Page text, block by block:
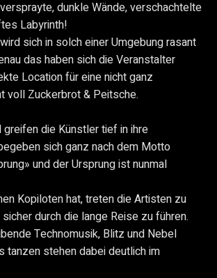
dunkle Wände, verschachtelte
Labyrinth!
sich in solch einer Umgebung rasant
das haben sich die Veranstalter
Location für eine nicht ganz
voll Zuckerbrot & Peitsche.
die Künstler tief in ihre
sich ganz nach dem Motto
und der Ursprung ist nunmal
Kopiloten hat, treten die Artisten zu
durch die lange Reise zu führen.
Technomusik, Blitz und Nebel
stehen dabei deutlich im